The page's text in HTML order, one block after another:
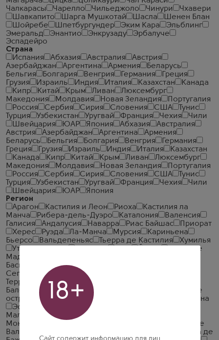
Чалкарасы
Чарелло Чильеджоло Чинури
Чхавери
Шавкапито
Шарга Мушкотай Шасла
Шенен Блан
Шойребе
Шпетбургундер Эким Кара
Эльблинг
Эмеральд
Энантио Энкрузаду
Эрбалуче
Эспадейро
Страна
Испания
Абхазия Австралия
Австрия
Азербайджан
Аргентина Армения
Беларусь
Бельгия
Болгария Венгрия Германия
Греция
Грузия
Израиль Индия Италия Казахстан
Канада
Кипр
Китай Крым Ливан
Люксембург
Македония
Молдавия Новая Зеландия
Португалия
Россия
Сербия Сирия Словения США
Тунис
Турция
Узбекистан Уругвай Франция Чехия
Чили
Швейцария
ЮАР Япония Абхазия
Австралия
Австрия
Азербайджан Аргентина
Армения
Беларусь
Бельгия Болгария Венгрия
Германия
Греция
Грузия Израиль Индия Италия
Казахстан
Канада
Кипр Китай Крым Ливан
Люксембург
Македония
Молдавия Новая Зеландия
Португалия
Россия
Сербия Сирия Словения США
Тунис
Турция
Узбекистан Уругвай Франция Чехия
Чили
Швейцария
ЮАР
Япония
Регион
Арагон
Кастилия и Леон Риоха
Кастилия ла
Манча
Рибера-дель-Дуэро Каталония
Валенсия
Галисия
Андалусия Наварра Риас Байшас
Приорат
Херес
Руэда Ла-Манча Мурсия
Кариньена
Бьерсо
Вальдепеньяс Тьерра де Кастилия
Хумилья
Утьель-Рекена
Винос де
Мадрид
Басков
Вальдеоррас
Сегре
Риоха Альта Рибейра Сакра
Терра Альта
Эмпорда
Балеарские Острова
Кампо де Борджа
Канарские
острова
Майорка Монтсант
Рибера дель Гуадиана
Эстремадура
Вальес де Садасия
Малага
Рибера дель Хукар
Монтеррей
Доминио де
Вальдепуса
Пла де
18+
Сайт содержит информацию для лиц